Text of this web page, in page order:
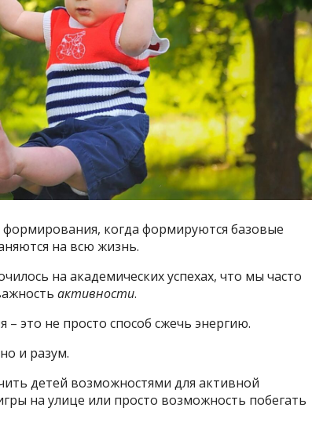
когда формируются базовые
на всю жизнь.
на академических успехах, что мы часто
активности.
это не просто способ сжечь энергию.
и разум.
детей возможностями для активной
на улице или просто возможность побегать